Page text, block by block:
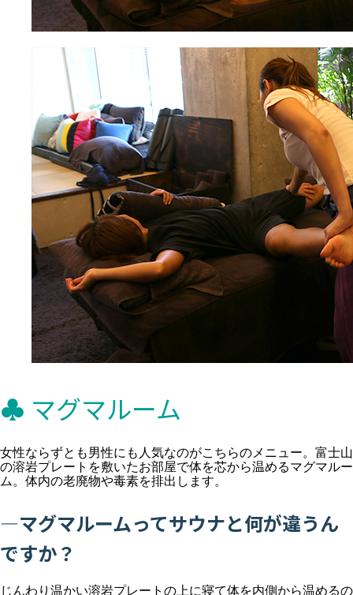
♣ マグマルーム
女性ならずとも男性にも人気なのがこちらのメニュー。富士山
の溶岩プレートを敷いたお部屋で体を芯から温めるマグマルー
ム。体内の老廃物や毒素を排出します。
―マグマルームってサウナと何が違うん
ですか？
じんわり温かい溶岩プレートの上に寝て体を内側から温めるの